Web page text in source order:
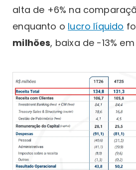
alta de +6% na
enquanto o lucro líquido
milhões, baixa de -13%